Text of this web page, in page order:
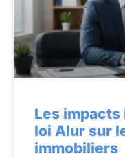
Les impacts
loi Alur sur
immobiliers